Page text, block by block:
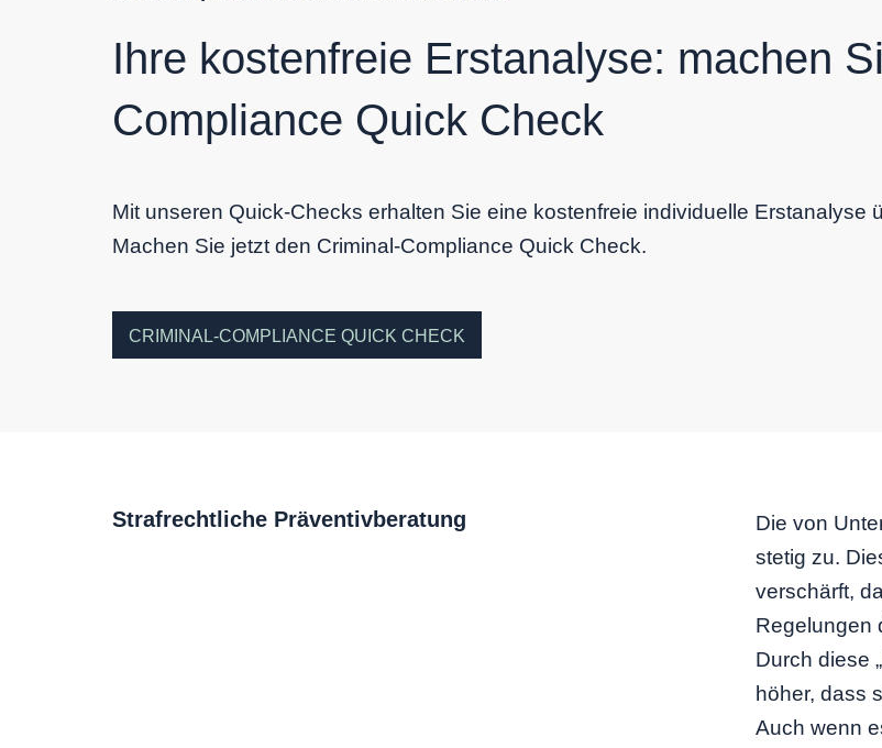
Ihre kostenfreie Erstanalyse: machen
Compliance Quick Check
Mit unseren Quick-Checks erhalten Sie eine kostenfreie individuelle Erstanalyse
Machen Sie jetzt den Criminal-Compliance Quick Check.
CRIMINAL-COMPLIANCE QUICK CHECK
Strafrechtliche Präventivberatung
Die von
stetig zu.
verschärft,
Regelungen
Durch diese
höher, dass
Auch wenn